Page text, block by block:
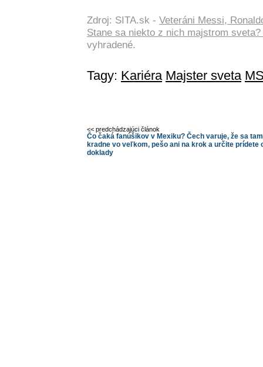
Zdroj: SITA.sk - Veteráni Messi,
Stane sa niekto z nich majstrom
vyhradené.
Tagy: Kariéra Majster sveta
<< predchádzajúci článok
Čo čaká fanúšikov v Mexiku? Čech varuje, že sa tam
kradne vo veľkom, pešo ani na krok a určite prídete
doklady